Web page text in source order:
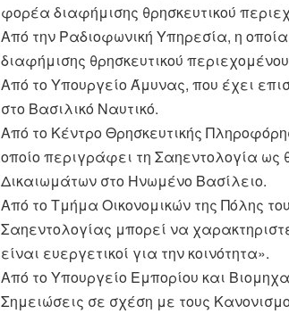
φορέα διαφήμισης θρησκευτικού
Από την Ραδιοφωνική Υπηρεσία, η
διαφήμισης θρησκευτικού
Από το Υπουργείο Άμυνας, που έχει
στο Βασιλικό Ναυτικό.
Από το Κέντρο Θρησκευτικής
οποίο περιγράφει τη Σαηεντολογία
Δικαιωμάτων στο Ηνωμένο Βασίλειο.
Από το Τμήμα Οικονομικών της Πόλης
Σαηεντολογίας μπορεί να
είναι ευεργετικοί για την κοινότητα».
Από το Υπουργείο Εμπορίου και
Σημειώσεις σε σχέση με τους